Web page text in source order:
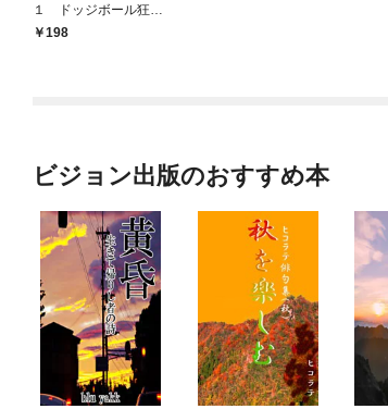
１ ドッジボール狂時
代198
ビジョン出版のおすすめ本